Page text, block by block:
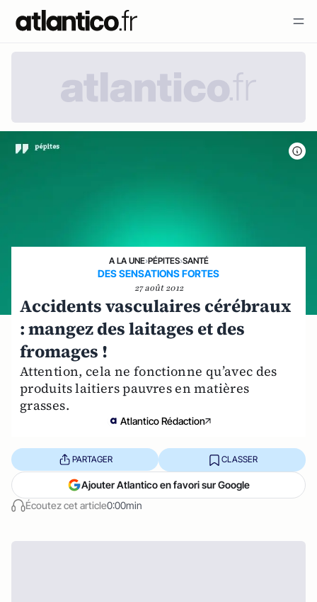
A LA UNE›PÉPITES›SANTÉ
DES SENSATIONS FORTES
27 août 2012
Accidents vasculaires cérébraux
: mangez des laitages et des
fromages !
Attention, cela ne fonctionne qu’avec des
produits laitiers pauvres en matières
grasses.
Atlantico Rédaction
Écoutez cet article0:00min
PARTAGER CLASSER
Ajouter Atlantico en favori sur Google